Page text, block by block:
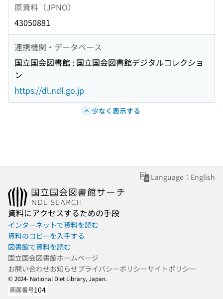
原資料（JPNO）
43050881
連携機関・データベース
国立国会図書館 : 国立国会図書館デジタルコレクショ
ン
https://dl.ndl.go.jp
少なく表示する
Language：English
資料にアクセスするための手段
インターネットで資料を読む
資料のコピーを入手する
図書館で資料を読む
国立国会図書館ホームページ
お問い合わせお知らせプライバシーポリシーサイトポリシー
© 2024- National Diet Library, Japan.
画面番号104